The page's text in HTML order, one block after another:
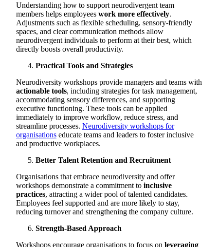
Understanding how to support neurodivergent team
members helps employees work more effectively.
Adjustments such as flexible scheduling, sensory-friendly
spaces, and clear communication methods allow
neurodivergent individuals to perform at their best, which
directly boosts overall productivity.
Practical Tools and Strategies
Neurodiversity workshops provide managers and teams with
actionable tools, including strategies for task management,
accommodating sensory differences, and supporting
executive functioning. These tools can be applied
immediately to improve workflow, reduce stress, and
streamline processes. Neurodiversity workshops for
organisations educate teams and leaders to foster inclusive
and productive workplaces.
Better Talent Retention and Recruitment
Organisations that embrace neurodiversity and offer
workshops demonstrate a commitment to inclusive
practices, attracting a wider pool of talented candidates.
Employees feel supported and are more likely to stay,
reducing turnover and strengthening the company culture.
Strength-Based Approach
Workshops encourage organisations to focus on leveraging